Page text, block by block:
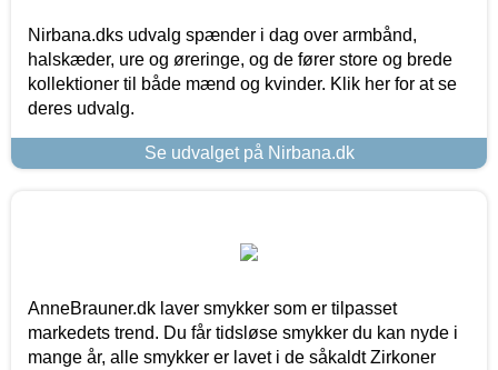
Nirbana.dks udvalg spænder i dag over armbånd,
halskæder, ure og øreringe, og de fører store og brede
kollektioner til både mænd og kvinder. Klik her for at se
deres udvalg.
Se udvalget på Nirbana.dk
AnneBrauner.dk laver smykker som er tilpasset
markedets trend. Du får tidsløse smykker du kan nyde i
mange år, alle smykker er lavet i de såkaldt Zirkoner